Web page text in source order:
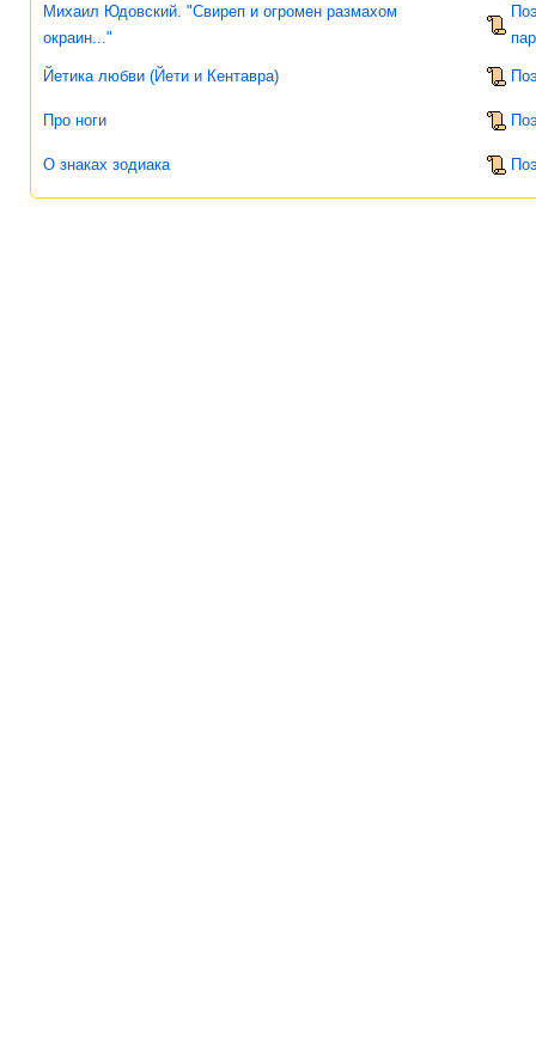
Михаил Юдовский. "Свиреп и огромен размахом
окраин..."
Йетика любви (Йети и Кентавра)
Про ноги
О знаках зодиака